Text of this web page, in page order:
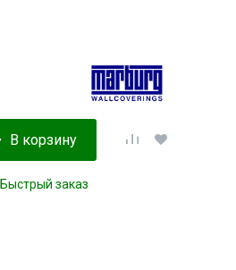
В корзину
Быстрый заказ